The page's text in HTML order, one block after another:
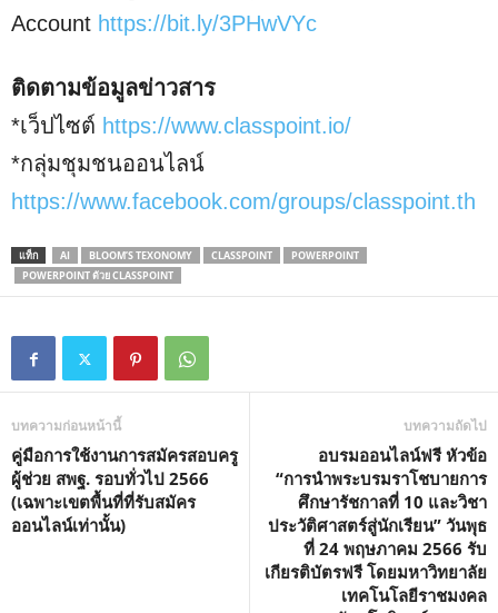
Account https://bit.ly/3PHwVYc
ติดตามข้อมูลข่าวสาร
*เว็ปไซต์ https://www.classpoint.io/
*กลุ่มชุมชนออนไลน์
https://www.facebook.com/groups/classpoint.th
แท็ก AI BLOOM’S TEXONOMY CLASSPOINT
POWERPOINT
POWERPOINT ด้วย CLASSPOINT
บทความก่อนหน้านี้
คู่มือการใช้งานการสมัครสอบครู
ผู้ช่วย สพฐ. รอบทั่วไป 2566
(เฉพาะเขตพื้นที่ที่รับสมัคร
ออนไลน์เท่านั้น)
บทความถัดไป
อบรมออนไลน์ฟรี หัวข้อ
“การนำพระบรมราโชบายการ
ศึกษารัชกาลที่ 10 และวิชา
ประวัติศาสตร์สู่นักเรียน” วันพุธ
ที่ 24 พฤษภาคม 2566 รับ
เกียรติบัตรฟรี โดยมหาวิทยาลัย
เทคโนโลยีราชมงคล